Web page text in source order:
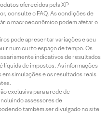
oferecidos pela XP
consulte o FAQ. As condições de
macroeconômico podem afetar o
pode apresentar variações e seu
num curto espaço de tempo. Os
indicativos de resultados
líquida de impostos. As informações
simulações e os resultados reais
exclusiva para a rede de
assessores de
também ser divulgado no site